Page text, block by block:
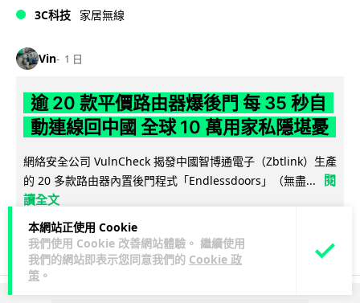
本網站正使用 Cookie
我們使用 Cookie 改善網站體驗。 繼續使用
我們的網站即表示您同意我們的 Cookie 政
策 。
3C科技 家居無線
Vin 1 日
逾 20 款平價路由器爆後門 每 35 秒自
動連線回中國 全球 10 萬用家私隱堪憂
網絡安全公司 VulnCheck 揭發中國智博通電子（Zbtlink）生產
的 20 多款路由器內置後門程式「Endlessdoors」（無盡...
閱
讀全文
964 221↗ 分享